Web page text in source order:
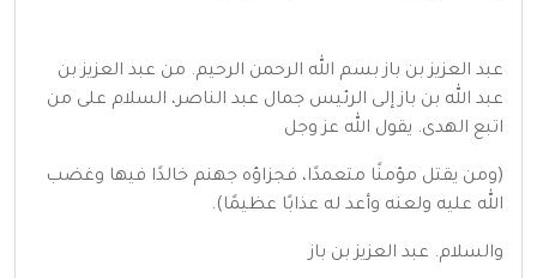
عبد العزيز بن باز بسم الله الرحمن الرحيم. من عبد العزيز بن
عبد الله بن باز إلى الرئيس جمال عبد الناصر، السلام على من
اتبع الهدى. يقول الله عز وجل
(ومن يقتل مؤمنًا متعمدًا، فجزاؤه جهنم خالدًا فيها وغضب
الله عليه ولعنه وأعد له عذابًا عظيمًا).
والسلام. عبد العزيز بن باز